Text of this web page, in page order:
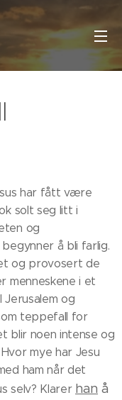
har fått være
solt seg litt i
og
å bli farlig.
og provosert de
menneskene i et
Jerusalem og
teppefall for
blir noen intense og
mye har Jesu
ham når det
selv? Klarer han å